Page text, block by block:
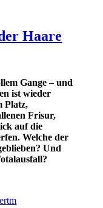
Haare
Gange – und
ist wieder
Platz,
Frisur,
auf die
Welche der
Und